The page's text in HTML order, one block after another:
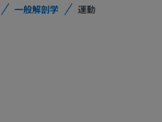
一般解剖学 運動